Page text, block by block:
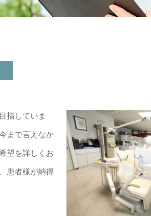
指していま
まで言えなか
望を詳しくお
患者様が納得